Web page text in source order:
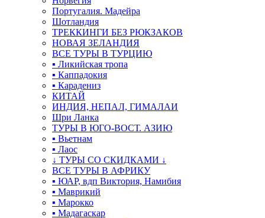
Португалия. Мадейра
Шотландия
ТРЕККИНГИ БЕЗ РЮКЗАКОВ
НОВАЯ ЗЕЛАНДИЯ
ВСЕ ТУРЫ В ТУРЦИЮ
▪ Ликийская тропа
▪ Каппадокия
▪ Карадениз
КИТАЙ
ИНДИЯ, НЕПАЛ, ГИМАЛАИ
Шри Ланка
ТУРЫ В ЮГО-ВОСТ. АЗИЮ
▪ Вьетнам
▪ Лаос
↓ ТУРЫ СО СКИДКАМИ ↓
ВСЕ ТУРЫ В АФРИКУ
▪ ЮАР, вдп Виктория, Намибия
▪ Маврикий
▪ Марокко
▪ Мадагаскар